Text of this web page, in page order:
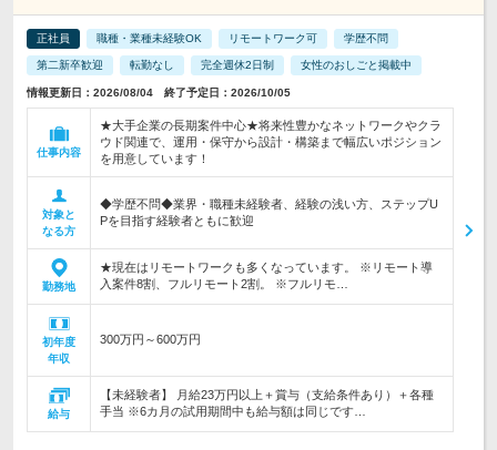
正社員 職種・業種未経験OK リモートワーク可 学歴不問
第二新卒歓迎 転勤なし 完全週休2日制 女性のおしごと掲載中
情報更新日：2026/08/04 終了予定日：2026/10/05
仕事内容
★大手企業の長期案件中心★将来性豊かなネットワークやクラ
ウド関連で、運用・保守から設計・構築まで幅広いポジション
を用意しています！
対象と
なる方
◆学歴不問◆業界・職種未経験者、経験の浅い方、ステップU
Pを目指す経験者ともに歓迎
勤務地
★現在はリモートワークも多くなっています。 ※リモート導
入案件8割、フルリモート2割。 ※フルリモ…
初年度
年収
300万円～600万円
給与
【未経験者】 月給23万円以上＋賞与（支給条件あり）＋各種
手当 ※6カ月の試用期間中も給与額は同じです…